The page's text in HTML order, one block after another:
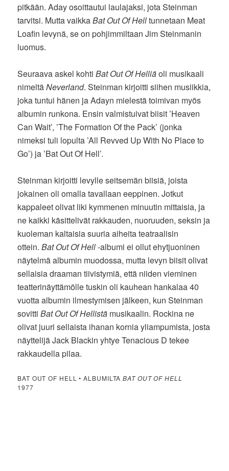
pitkään. Aday osoittautui laulajaksi, jota Steinman
tarvitsi. Mutta vaikkaBat Out Of Helltunnetaan Meat
Loafin levynä, se on pohjimmiltaan Jim Steinmanin
luomus.
Seuraava askel kohtiBat Out Of Helliäoli musikaali
nimeltäNeverland. Steinman kirjoitti siihen musiikkia,
joka tuntui hänen ja Adayn mielestä toimivan myös
albumin runkona. Ensin valmistuivat biisit ’Heaven
Can Wait’, ’The Formation Of the Pack’ (jonka
nimeksi tuli lopulta ’All Revved Up With No Place to
Go’) ja ’Bat Out Of Hell’.
Steinman kirjoitti levylle seitsemän biisiä, joista
jokainen oli omalla tavallaan eeppinen. Jotkut
kappaleet olivat liki kymmenen minuutin mittaisia, ja
ne kaikki käsittelivät rakkauden, nuoruuden, seksin ja
kuoleman kaltaisia suuria aiheita teatraalisin
ottein.Bat Out Of Hell-albumi ei ollut ehytjuoninen
näytelmä albumin muodossa, mutta levyn biisit olivat
sellaisia draaman tiivistymiä, että niiden vieminen
teatterinäyttämölle tuskin oli kauhean hankalaa 40
vuotta albumin ilmestymisen jälkeen, kun Steinman
sovittiBat Out Of Hellistä musikaalin. Rockina ne
olivat juuri sellaista ihanan kornia yliampumista, josta
näyttelijä Jack Blackin yhtye Tenacious D tekee
rakkaudella pilaa.
BAT OUT OF HELL • ALBUMILTABAT OUT OF HELL
1977